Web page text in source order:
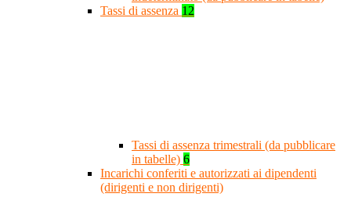
Tassi di assenza 12
Tassi di assenza trimestrali (da pubblicare
in tabelle) 6
Incarichi conferiti e autorizzati ai dipendenti
(dirigenti e non dirigenti)